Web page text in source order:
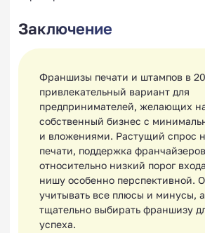
Заключение
Франшизы печати и штампов в
привлекательный вариант для
предпринимателей, желающих
собственный бизнес с
и вложениями. Растущий спрос
печати, поддержка
относительно низкий порог
нишу особенно перспективной.
учитывать все плюсы и минусы,
тщательно выбирать франшизу
успеха.